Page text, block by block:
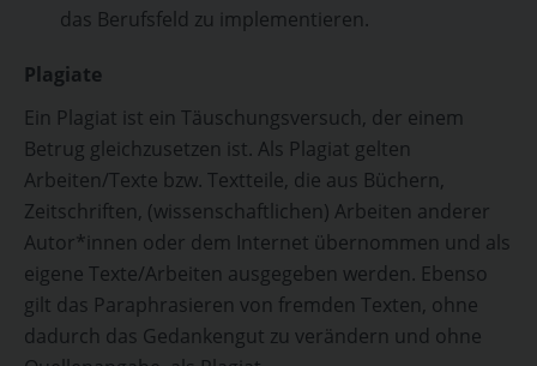
das Berufsfeld zu implementieren.
Plagiate
Ein Plagiat ist ein Täuschungsversuch, der einem
Betrug gleichzusetzen ist. Als Plagiat gelten
Arbeiten/Texte bzw. Textteile, die aus Büchern,
Zeitschriften, (wissenschaftlichen) Arbeiten anderer
Autor*innen oder dem Internet übernommen und als
eigene Texte/Arbeiten ausgegeben werden. Ebenso
gilt das Paraphrasieren von fremden Texten, ohne
dadurch das Gedankengut zu verändern und ohne